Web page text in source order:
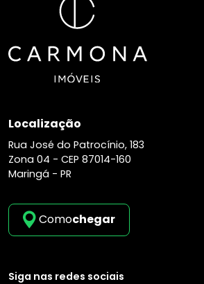
Localização
Rua José do Patrocínio, 183
Zona 04 - CEP 87014-160
Maringá - PR
Comochegar
Siga nas redes sociais